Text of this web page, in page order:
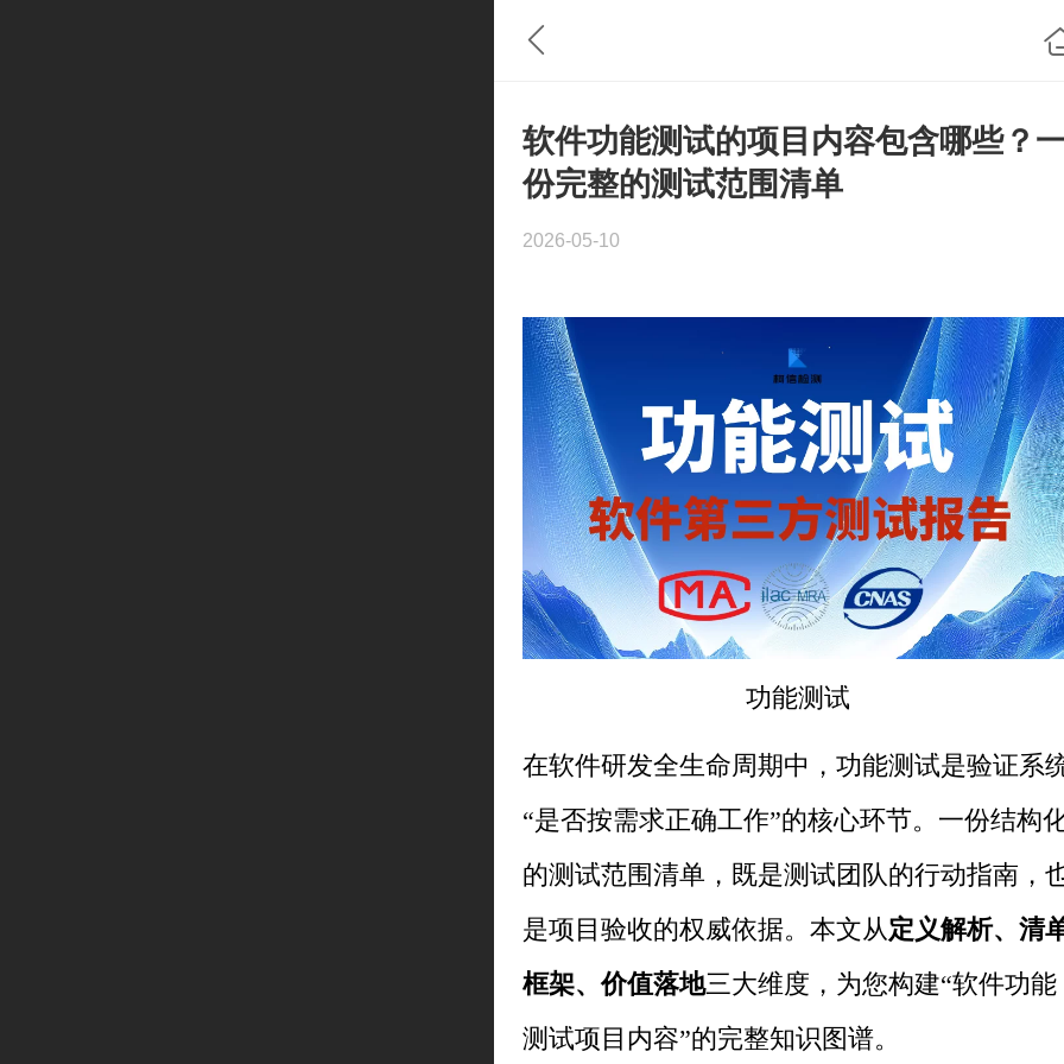
软件功能测试的项目内容包含哪些？
份完整的测试范围清单
2026-05-10
功能测试
在软件研发全生命周期中，功能测试是验证系
“是否按需求正确工作”的核心环节。一份结构
的测试范围清单，既是测试团队的行动指南，
是项目验收的权威依据。本文从定义解析、清
框架、价值落地三大维度，为您构建“软件功能
测试项目内容”的完整知识图谱。